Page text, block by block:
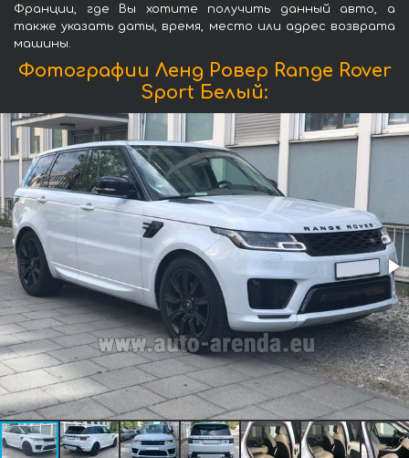
Франции, где Вы хотите получить данный авто, а
также указать даты, время, место или адрес возврата
машины.
Фотографии Ленд Ровер Range Rover
Sport Белый: